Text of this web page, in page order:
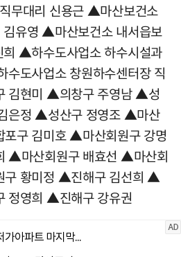
무대리 신용근 ▲마산보건소
김유영 ▲마산보건소 내서읍보
희 ▲하수도사업소 하수시설과
도사업소 창원하수센터장 직
김현미 ▲의창구 주영남 ▲성
은정 ▲성산구 정영조 ▲마산
구 김미호 ▲마산회원구 강명
▲마산회원구 배효선 ▲마산회
구 황미정 ▲진해구 김선희 ▲
정영희 ▲진해구 강유권